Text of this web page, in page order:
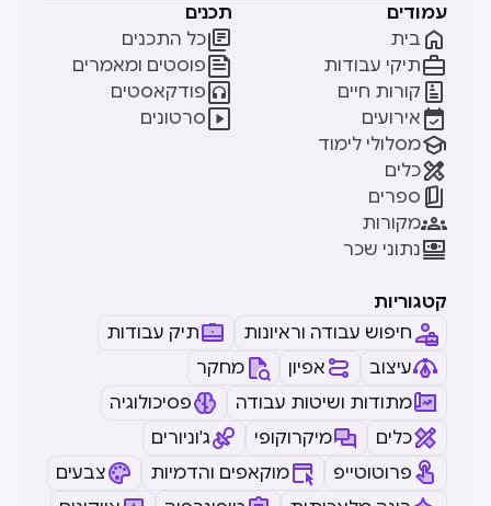
עמודים
בית 
תיקי עבודות
קורות חיים 
אירועים 
מסלולי לימוד
כלים
ספרים 
מקורות
נתוני שכר
תכנים
כל התכנים
פוסטים ומאמרים
פודקאסטים
סרטונים
קטגוריות
חיפוש עבודה וראיונות
תיק עבודות
עיצוב
אפיון
מחקר
מתודות ושיטות עבודה
פסיכולוגיה
כלים
מיקרוקופי
ג'וניורים
פרוטוטייפ
מוקאפים והדמיות
צבעים